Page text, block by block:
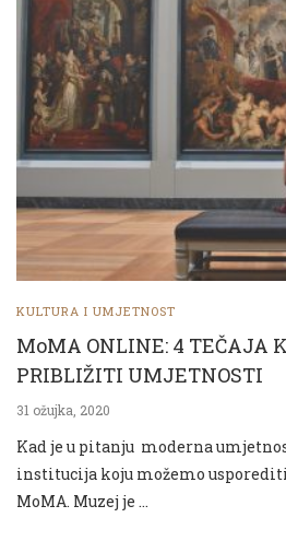
KULTURA I UMJETNOST
MoMA ONLINE: 4 TEČAJA
PRIBLIŽITI UMJETNOSTI
31 ožujka, 2020
Kad je u pitanju moderna
institucija koju možemo
MoMA. Muzej je …